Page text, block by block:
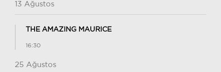
13 Ağustos
THE AMAZING MAURICE
16:30
25 Ağustos